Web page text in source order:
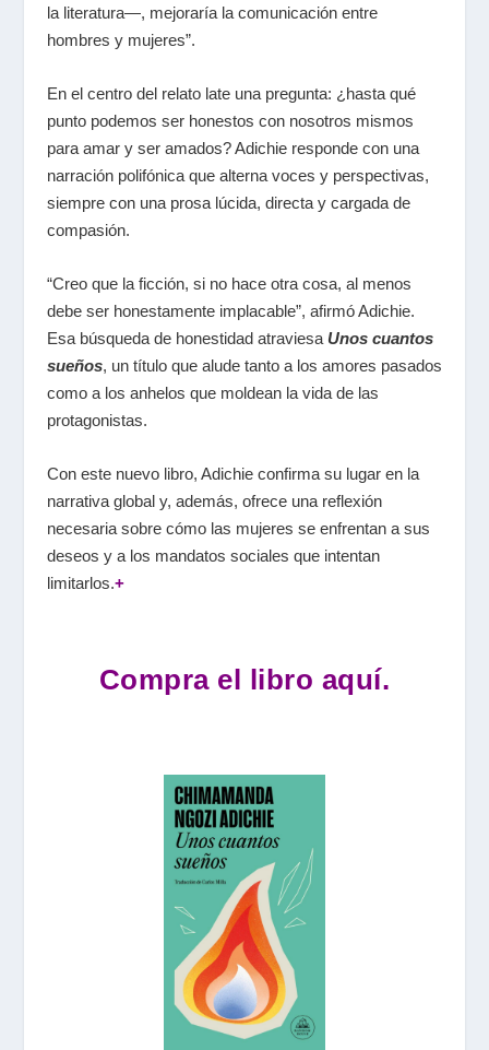
la literatura―, mejoraría la comunicación entre
hombres y mujeres”.
En el centro del relato late una pregunta: ¿hasta qué
punto podemos ser honestos con nosotros mismos
para amar y ser amados? Adichie responde con una
narración polifónica que alterna voces y perspectivas,
siempre con una prosa lúcida, directa y cargada de
compasión.
“Creo que la ficción, si no hace otra cosa, al menos
debe ser honestamente implacable”, afirmó Adichie.
Esa búsqueda de honestidad atraviesa Unos cuantos
sueños, un título que alude tanto a los amores pasados
como a los anhelos que moldean la vida de las
protagonistas.
Con este nuevo libro, Adichie confirma su lugar en la
narrativa global y, además, ofrece una reflexión
necesaria sobre cómo las mujeres se enfrentan a sus
deseos y a los mandatos sociales que intentan
limitarlos.+
Compra el libro aquí.